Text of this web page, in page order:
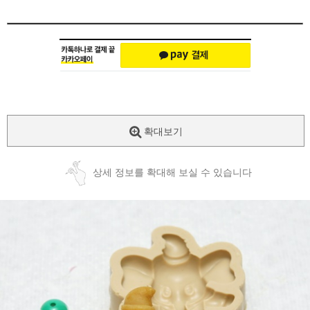
확대보기
상세 정보를 확대해 보실 수 있습니다